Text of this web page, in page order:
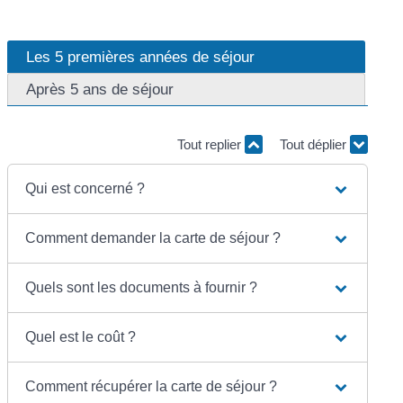
Les 5 premières années de séjour
Après 5 ans de séjour
Tout replier Tout déplier
Qui est concerné ?
Comment demander la carte de séjour ?
Quels sont les documents à fournir ?
Quel est le coût ?
Comment récupérer la carte de séjour ?